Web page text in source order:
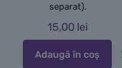
separat).
15,00 lei
Adaugă în coș